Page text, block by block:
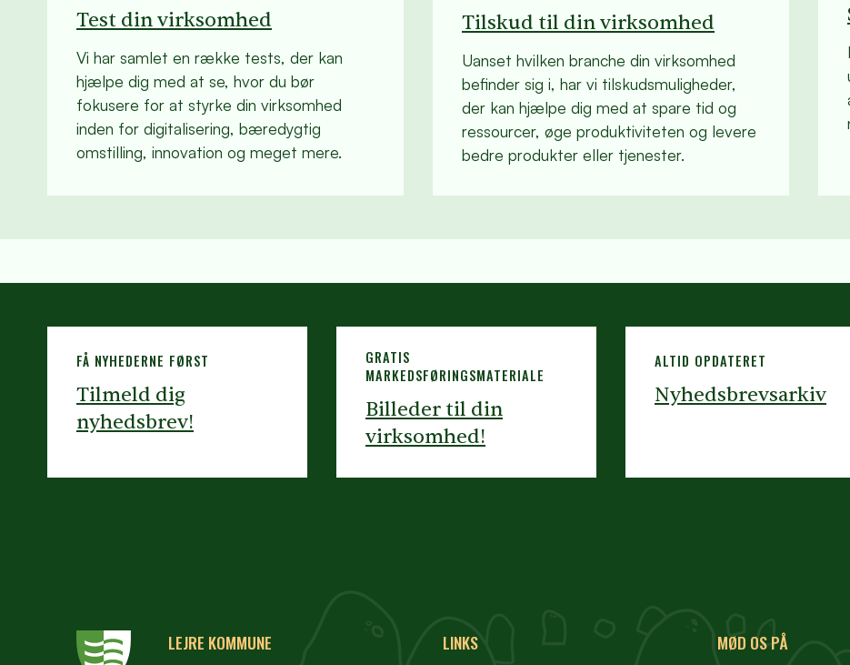
Test din virksomhed
Vi har samlet en række tests, der kan
hjælpe dig med at se, hvor du bør
fokusere for at styrke din virksomhed
inden for digitalisering, bæredygtig
omstilling, innovation og meget mere.
Tilskud til din virksomhed
Uanset hvilken branche din virksomhed
befinder sig i, har vi tilskudsmuligheder,
der kan hjælpe dig med at spare tid og
ressourcer, øge produktiviteten og levere
bedre produkter eller tjenester.
FÅ NYHEDERNE FØRST
Tilmeld dig
nyhedsbrev!
GRATIS
MARKEDSFØRINGSMATERIALE
Billeder til din
virksomhed!
ALTID OPDATERET
Nyhedsbrevsarkiv
LEJRE KOMMUNE LINKS MØD OS PÅ